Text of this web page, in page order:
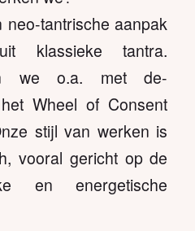
neo-tantrische aanpak
klassieke tantra.
we o.a. met de-
Wheel of Consent
stijl van werken is
vooral gericht op de
en energetische